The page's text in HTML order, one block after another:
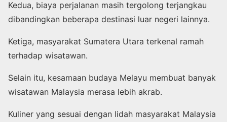
Kedua, biaya perjalanan masih tergolong terjangkau
dibandingkan beberapa destinasi luar negeri lainnya.
Ketiga, masyarakat Sumatera Utara terkenal ramah
terhadap wisatawan.
Selain itu, kesamaan budaya Melayu membuat banyak
wisatawan Malaysia merasa lebih akrab.
Kuliner yang sesuai dengan lidah masyarakat Malaysia